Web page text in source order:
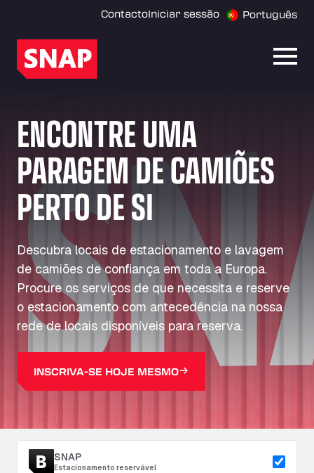
ContactoIniciar sessão Português
ENCONTRE UMA
PARAGEM DE CAMIÕES
PERTO DE SI
Descubra locais de estacionamento e lavagem
de camiões de confiança em toda a Europa.
Procure os serviços de que necessita e reserve
o estacionamento com antecedência na nossa
rede de locais disponíveis para reserva.
INSCRIVA-SE HOJE MESMO
SNAP
Estacionamento reservável